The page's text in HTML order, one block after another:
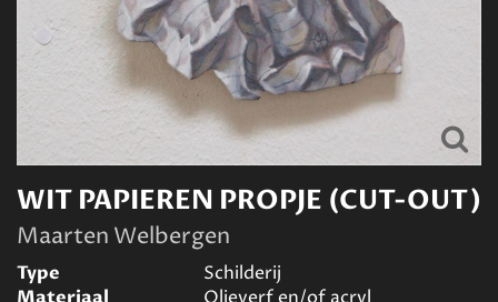
WIT PAPIEREN PROPJE (CUT-OUT)
Maarten Welbergen
Type
Schilderij